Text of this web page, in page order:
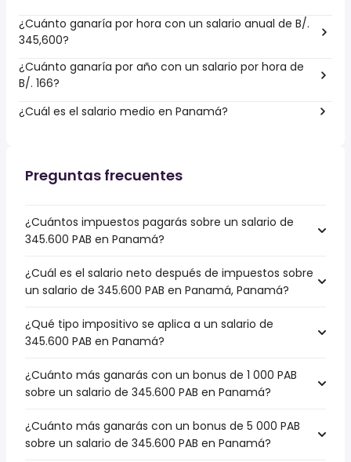
¿Cuánto ganaría por hora con un salario anual de B/.
345,600?
¿Cuánto ganaría por año con un salario por hora de
B/. 166?
¿Cuál es el salario medio en Panamá?
Preguntas frecuentes
¿Cuántos impuestos pagarás sobre un salario de
345.600 PAB en Panamá?
¿Cuál es el salario neto después de impuestos sobre
un salario de 345.600 PAB en Panamá, Panamá?
¿Qué tipo impositivo se aplica a un salario de
345.600 PAB en Panamá?
¿Cuánto más ganarás con un bonus de 1 000 PAB
sobre un salario de 345.600 PAB en Panamá?
¿Cuánto más ganarás con un bonus de 5 000 PAB
sobre un salario de 345.600 PAB en Panamá?